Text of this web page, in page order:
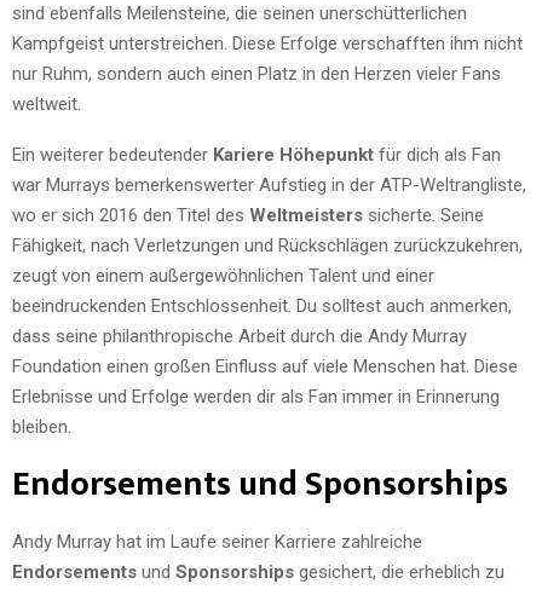
sind ebenfalls Meilensteine, die seinen unerschütterlichen
Kampfgeist unterstreichen. Diese Erfolge verschafften ihm nicht
nur Ruhm, sondern auch einen Platz in den Herzen vieler Fans
weltweit.
Ein weiterer bedeutender Kariere Höhepunkt für dich als Fan
war Murrays bemerkenswerter Aufstieg in der ATP-Weltrangliste,
wo er sich 2016 den Titel des Weltmeisters sicherte. Seine
Fähigkeit, nach Verletzungen und Rückschlägen zurückzukehren,
zeugt von einem außergewöhnlichen Talent und einer
beeindruckenden Entschlossenheit. Du solltest auch anmerken,
dass seine philanthropische Arbeit durch die Andy Murray
Foundation einen großen Einfluss auf viele Menschen hat. Diese
Erlebnisse und Erfolge werden dir als Fan immer in Erinnerung
bleiben.
Endorsements und Sponsorships
Andy Murray hat im Laufe seiner Karriere zahlreiche
Endorsements und Sponsorships gesichert, die erheblich zu